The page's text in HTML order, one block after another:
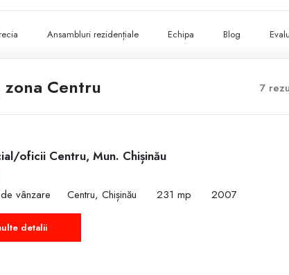
Ansambluri rezidențiale Echipa Blog
7
Centru
oficii Centru, Mun. Chișinău
vânzare Centru, Chișinău 231 mp 2007
detalii